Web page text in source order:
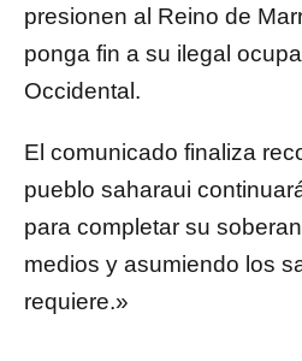
presionen al Reino de
ponga fin a su ilegal
Occidental.
El comunicado finaliza
pueblo saharaui
para completar su
medios y asumiendo los
requiere.»